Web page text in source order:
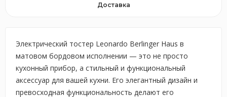
Доставка
Электрический тостер Leonardo Berlinger Haus в
матовом бордовом исполнении — это не просто
кухонный прибор, а стильный и функциональный
аксессуар для вашей кухни. Его элегантный дизайн и
превосходная функциональность делают его